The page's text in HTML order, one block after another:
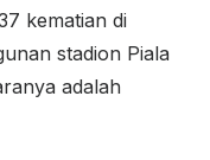
kematian di
stadion Piala
adalah